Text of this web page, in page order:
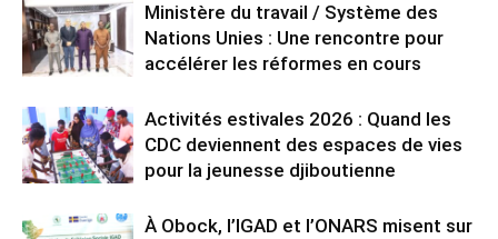
Ministère du travail / Système des
Nations Unies : Une rencontre pour
accélérer les réformes en cours
Activités estivales 2026 : Quand les
CDC deviennent des espaces de vies
pour la jeunesse djiboutienne
À Obock, l’IGAD et l’ONARS misent sur